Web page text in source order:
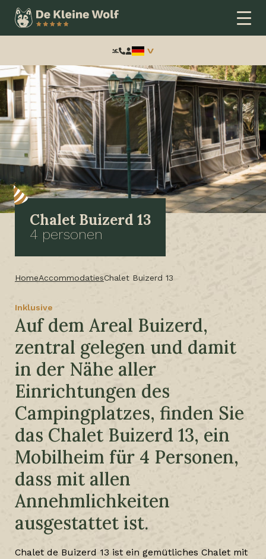
Frontend
search:
Chalet Buizerd 13
4 personen
HomeAccommodatiesChalet Buizerd 13
Inklusive
Auf dem Areal Buizerd,
zentral gelegen und damit
in der Nähe aller
Einrichtungen des
Campingplatzes, finden Sie
das Chalet Buizerd 13, ein
Mobilheim für 4 Personen,
dass mit allen
Annehmlichkeiten
ausgestattet ist.
Chalet de Buizerd 13 ist ein gemütliches Chalet mit